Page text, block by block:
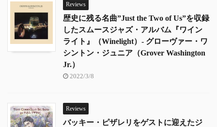
Reviews
歴史に残る名曲”Just the Two of Us”を収録
したスムースジャズ・アルバム『ワイン
ライト』（Winelight）- グローヴァー・ワ
シントン・ジュニア（Grover Washington
Jr.）
2022/3/8
Reviews
バッキー・ピザレリをゲストに迎えたジ